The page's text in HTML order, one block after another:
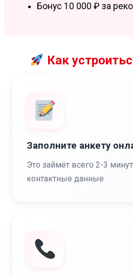
Бонус 10 000 ₽ за
Как
Заполните анкету
Это займёт всего 2-3
контактные данные